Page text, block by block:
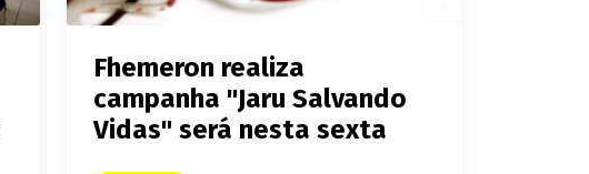
Fhemeron realiza
campanha "Jaru Salvando
Vidas" será nesta sexta